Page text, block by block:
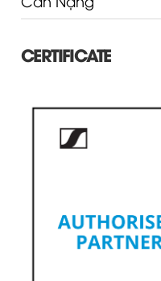
CERTIFICATE